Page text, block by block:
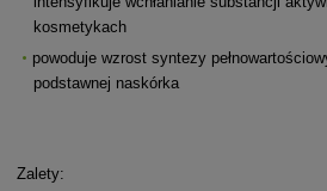
kosmetykach
powoduje wzrost syntezy
podstawnej naskórka
Zalety: